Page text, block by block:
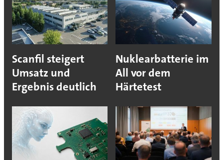
Scanfil steigert
Umsatz und
Ergebnis deutlich
Nuklearbatterie im
All vor dem
Härtetest